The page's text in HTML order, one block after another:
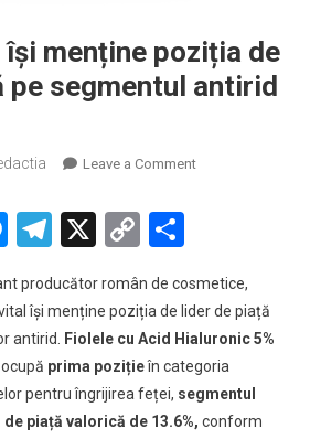
menține poziția de
pe segmentul antirid
Leave a Commenton
poziția
de
lider
de
piață
pe
Messenger
Telegram
X Copy
producător român de cosmetice,
își menține poziția de lider de piață
antirid. Fiolele cu Acid Hialuronic 5%
ocupă prima pozițieîn categoria
pentru îngrijirea feței, segmentul
de piață valorică de 13.6%, conform